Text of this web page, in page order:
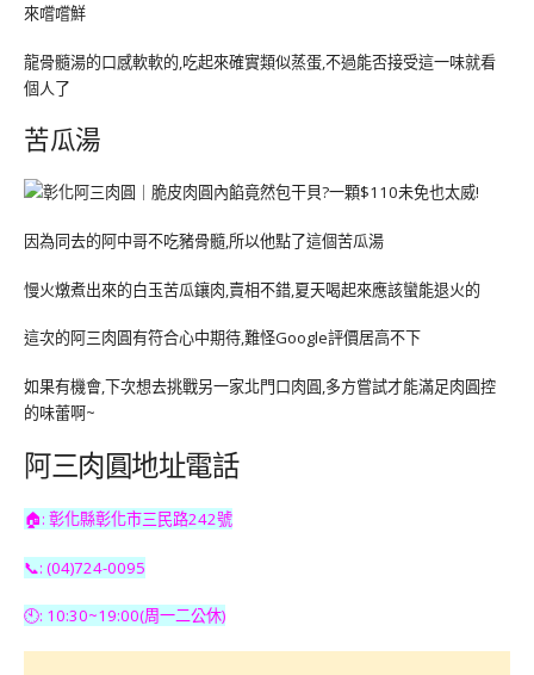
來嚐嚐鮮
龍骨髓湯的口感軟軟的,吃起來確實類似蒸蛋,不過能否接受這一味就看
個人了
苦瓜湯
因為同去的阿中哥不吃豬骨髓,所以他點了這個苦瓜湯
慢火燉煮出來的白玉苦瓜鑲肉,賣相不錯,夏天喝起來應該蠻能退火的
這次的阿三肉圓有符合心中期待,難怪Google評價居高不下
如果有機會,下次想去挑戰另一家北門口肉圓,多方嘗試才能滿足肉圓控
的味蕾啊~
阿三肉圓地址電話
🏠: 彰化縣彰化市三民路242號
📞: (04)724-0095
🕙: 10:30~19:00(周一二公休)